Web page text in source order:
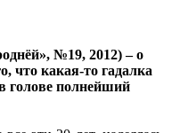
№19, 2012) – о
что какая-то гадалка
голове полнейший